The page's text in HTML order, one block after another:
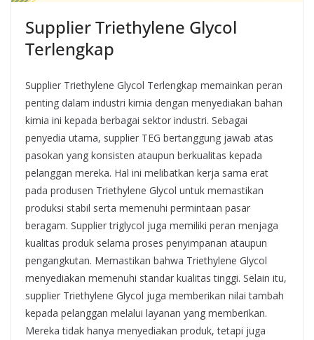
Supplier Triethylene Glycol
Terlengkap
Supplier Triethylene Glycol Terlengkap memainkan peran
penting dalam industri kimia dengan menyediakan bahan
kimia ini kepada berbagai sektor industri. Sebagai
penyedia utama, supplier TEG bertanggung jawab atas
pasokan yang konsisten ataupun berkualitas kepada
pelanggan mereka. Hal ini melibatkan kerja sama erat
pada produsen Triethylene Glycol untuk memastikan
produksi stabil serta memenuhi permintaan pasar
beragam. Supplier triglycol juga memiliki peran menjaga
kualitas produk selama proses penyimpanan ataupun
pengangkutan. Memastikan bahwa Triethylene Glycol
menyediakan memenuhi standar kualitas tinggi. Selain itu,
supplier Triethylene Glycol juga memberikan nilai tambah
kepada pelanggan melalui layanan yang memberikan.
Mereka tidak hanya menyediakan produk, tetapi juga